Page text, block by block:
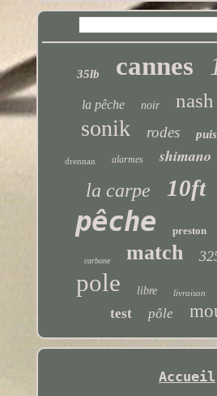
35lb cannes
la pêche noir nash
sonik rodes
drennan alarmes shimano
la carpe 10ft
pêche preston
carbone match
pole libre livraison
test pôle
Accueil